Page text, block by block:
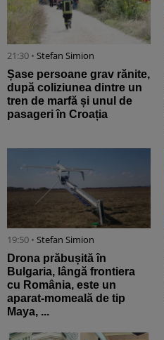
21:30 • Stefan Simion
Șase persoane grav rănite,
după coliziunea dintre un
tren de marfă și unul de
pasageri în Croația
19:50 • Stefan Simion
Drona prăbușită în
Bulgaria, lângă frontiera
cu România, este un
aparat-momeală de tip
Maya, ...